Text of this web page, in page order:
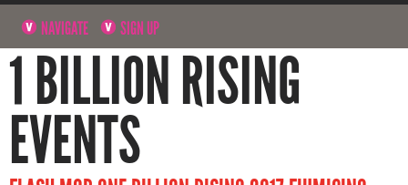
NAVIGATE SIGN UP
1 BILLION RISING
EVENTS